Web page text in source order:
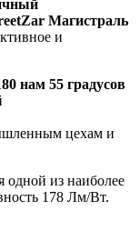
Магистраль
и
нам 55 градусов
цехам и
одной из наиболее
178 Лм/Вт.